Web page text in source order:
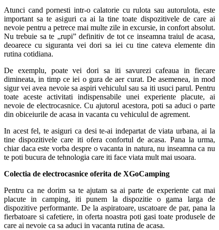
Atunci cand pornesti intr-o calatorie cu rulota sau autorulota, este
important sa te asiguri ca ai la tine toate dispozitivele de care ai
nevoie pentru a petrece mai multe zile in excursie, in confort absolut.
Nu trebuie sa te „rupi” definitiv de tot ce inseamna traiul de acasa,
deoarece cu siguranta vei dori sa iei cu tine cateva elemente din
rutina cotidiana.
De exemplu, poate vei dori sa iti savurezi cafeaua in fiecare
dimineata, in timp ce iei o gura de aer curat. De asemenea, in mod
sigur vei avea nevoie sa aspiri vehiculul sau sa iti usuci parul. Pentru
toate aceste activitati indispensabile unei experiente placute, ai
nevoie de electrocasnice. Cu ajutorul acestora, poti sa aduci o parte
din obiceiurile de acasa in vacanta cu vehiculul de agrement.
In acest fel, te asiguri ca desi te-ai indepartat de viata urbana, ai la
tine dispozitivele care iti ofera confortul de acasa. Pana la urma,
chiar daca este vorba despre o vacanta in natura, nu inseamna ca nu
te poti bucura de tehnologia care iti face viata mult mai usoara.
Colectia de electrocasnice oferita de XGoCamping
Pentru ca ne dorim sa te ajutam sa ai parte de experiente cat mai
placute in camping, iti punem la dispozitie o gama larga de
dispozitive performante. De la aspiratoare, uscatoare de par, pana la
fierbatoare si cafetiere, in oferta noastra poti gasi toate produsele de
care ai nevoie ca sa aduci in vacanta rutina de acasa.